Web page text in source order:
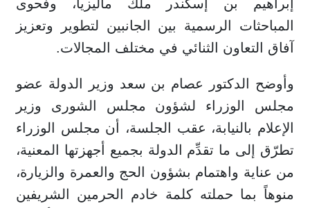
إبراهيم بن إسكندر ملك ماليزيا، وفحوى
المباحثات الرسمية بين الجانبين لتطوير وتعزيز
آفاق التعاون الثنائي في مختلف المجالات.
وأوضح الدكتور عصام بن سعد وزير الدولة عضو
مجلس الوزراء لشؤون مجلس الشورى وزير
الإعلام بالنيابة، عقب الجلسة، أن مجلس الوزراء
تطرّق إلى ما تقدِّم الدولة بجميع أجهزتها المعنية،
من عناية واهتمام بشؤون الحج والعمرة والزيارة،
منوهاً بما حملته كلمة خادم الحرمين الشريفين